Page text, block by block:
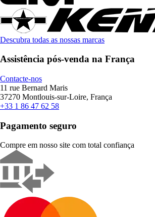
Descubra todas as nossas marcas
Assistência pós-venda na França
Contacte-nos
11 rue Bernard Maris
37270 Montlouis-sur-Loire, França
+33 1 86 47 62 58
Pagamento seguro
Compre em nosso site com total confiança